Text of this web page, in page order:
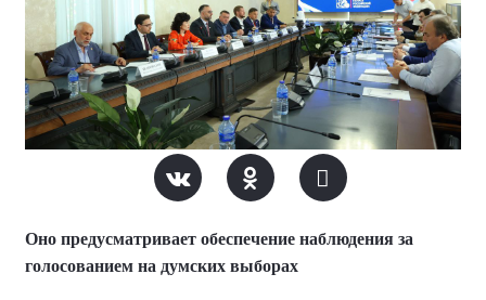
Оно предусматривает обеспечение наблюдения за
голосованием на думских выборах